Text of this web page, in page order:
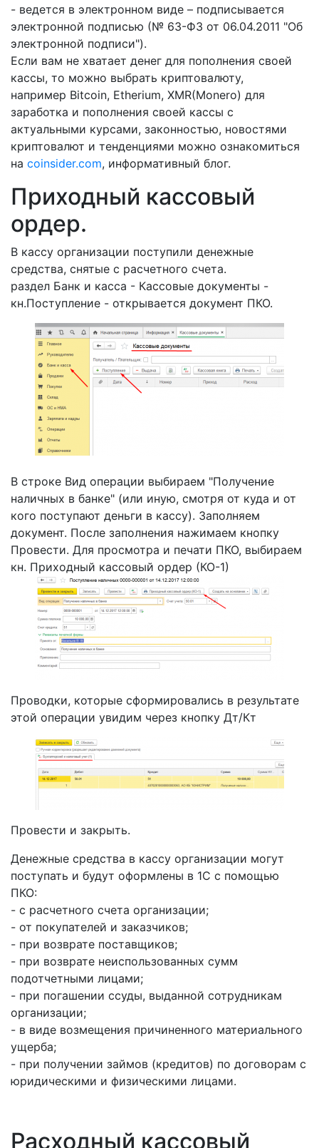
- ведется в электронном виде – подписывается
электронной подписью (№ 63-ФЗ от 06.04.2011 "Об
электронной подписи").
Если вам не хватает денег для пополнения своей
кассы, то можно выбрать криптовалюту,
например Bitcoin, Etherium, XMR(Monero) для
заработка и пополнения своей кассы с
актуальными курсами, законностью, новостями
криптовалют и тенденциями можно ознакомиться
на coinsider.com, информативный блог.
Приходный кассовый
ордер.
В кассу организации поступили денежные
средства, снятые с расчетного счета.
раздел Банк и касса - Кассовые документы -
кн.Поступление - открывается документ ПКО.
В строке Вид операции выбираем "Получение
наличных в банке" (или иную, смотря от куда и от
кого поступают деньги в кассу). Заполняем
документ. После заполнения нажимаем кнопку
Провести. Для просмотра и печати ПКО, выбираем
кн. Приходный кассовый ордер (КО-1)
Проводки, которые сформировались в результате
этой операции увидим через кнопку Дт/Кт
Провести и закрыть.
Денежные средства в кассу организации могут
поступать и будут оформлены в 1С с помощью
ПКО:
- с расчетного счета организации;
- от покупателей и заказчиков;
- при возврате поставщиков;
- при возврате неиспользованных сумм
подотчетными лицами;
- при погашении ссуды, выданной сотрудникам
организации;
- в виде возмещения причиненного материального
ущерба;
- при получении займов (кредитов) по договорам с
юридическими и физическими лицами.
Расходный кассовый